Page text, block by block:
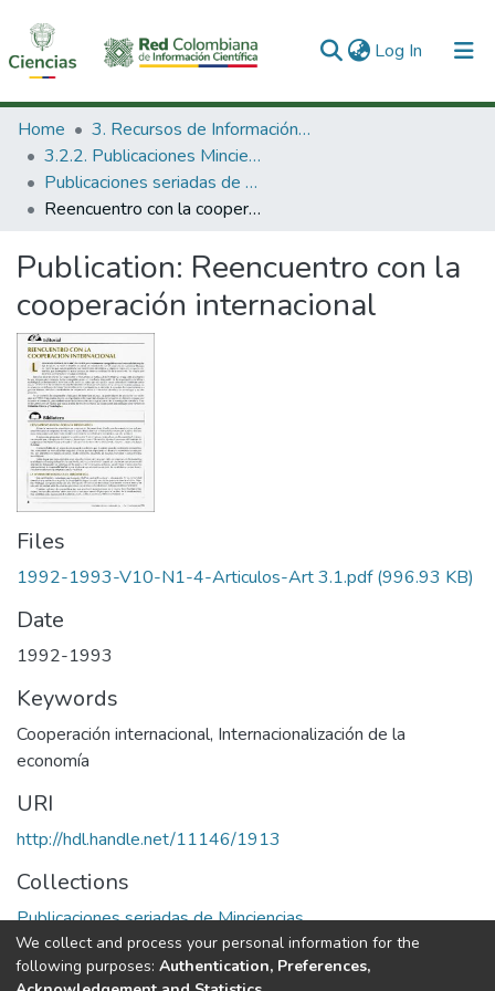
Log In (current)
Communities & Collections
All of DSpace
Statistics
Home
3. Recursos de Información Científica y Tecnológica
3.2.2. Publicaciones Minciencias
Publicaciones seriadas de Minciencias
Reencuentro con la cooperación internacional
Publication: Reencuentro con la
cooperación internacional
Files
1992-1993-V10-N1-4-Articulos-Art 3.1.pdf(996.93 KB)
Date
1992-1993
Keywords
Cooperación internacional, Internacionalización de la
economía
URI
http://hdl.handle.net/11146/1913
Collections
Publicaciones seriadas de Minciencias
Full item page
We collect and process your personal information for the
following purposes: Authentication, Preferences,